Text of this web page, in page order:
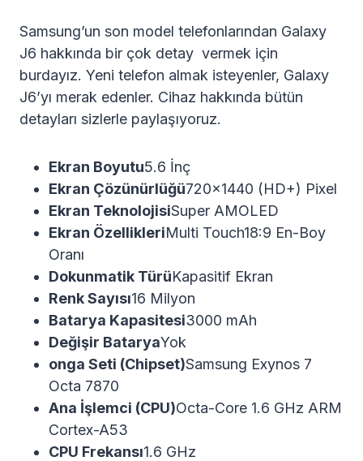
Samsung’un son model telefonlarından Galaxy
J6 hakkında bir çok detay vermek için
burdayız. Yeni telefon almak isteyenler, Galaxy
J6’yı merak edenler. Cihaz hakkında bütün
detayları sizlerle paylaşıyoruz.
Ekran Boyutu5.6 İnç
Ekran Çözünürlüğü720×1440 (HD+) Pixel
Ekran TeknolojisiSuper AMOLED
Ekran ÖzellikleriMulti Touch18:9 En-Boy
Oranı
Dokunmatik TürüKapasitif Ekran
Renk Sayısı16 Milyon
Batarya Kapasitesi3000 mAh
Değişir BataryaYok
onga Seti (Chipset)Samsung Exynos 7
Octa 7870
Ana İşlemci (CPU)Octa-Core 1.6 GHz ARM
Cortex-A53
CPU Frekansı1.6 GHz